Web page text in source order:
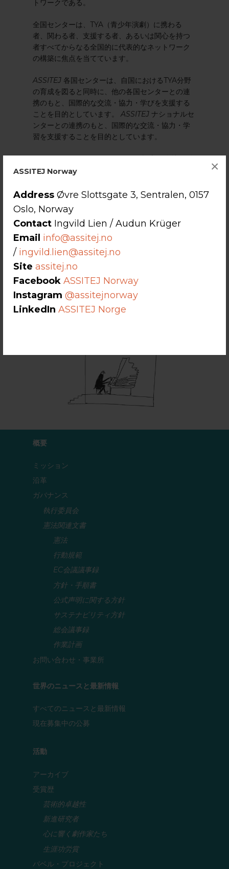
ASSITEJ Norway
Address Øvre Slottsgate 3, Sentralen, 0157
Oslo, Norway
Contact Ingvild Lien / Audun Krüger
Email info@assitej.no
/ ingvild.lien@assitej.no
Site assitej.no
Facebook ASSITEJ Norway
Instagram @assitejnorway
LinkedIn ASSITEJ Norge
×
トワークである。
全国センターは、TYA（青少年演劇）に携わる
者、関わる者、支援する者、あるいは関心を持つ
者すべてからなる全国的に代表的なネットワーク
の構築に焦点を当てています。
ASSITEJ 各国センターは、自国におけるTYA分野
の育成を図ると同時に、他の各国センターとの連
携のもと、国際的な交流・協力・学びを支援する
ことを目的としています。ASSITEJ ナショナルセ
ンターとの連携のもと、国際的な交流・協力・学
習を支援することを目的としています。
ASSITEJ、ナショナルセンターの設立・維持・刷
新を支援するため「
運営指針となるよう設計されています。ASSITEJ
ナショナルセンターの立ち上げ方法を示すととも
に、既存センターが運営を見直し、新たな発想を
得る手段となることを目的としています。
概要
ミッション
沿革
ガバナンス
執行委員会
憲法関連文書
憲法
行動規範
EC会議議事録
方針・手順書
公式声明に関する方針
サステナビリティ方針
総会議事録
作業計画
お問い合わせ・事業所
世界のニュースと最新情報
すべてのニュースと最新情報
現在募集中の公募
活動
アーカイブ
受賞歴
芸術的卓越性
新進研究者
心に響く劇作家たち
生涯功労賞
バベル・プロジェクト